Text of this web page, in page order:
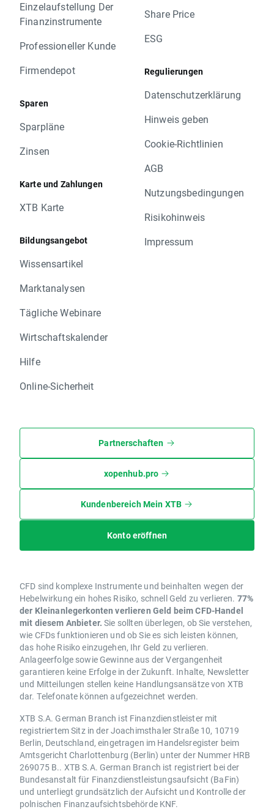
Einzelaufstellung Der
Finanzinstrumente
Professioneller Kunde
Firmendepot
Sparen
Sparpläne
Zinsen
Karte und Zahlungen
XTB Karte
Bildungsangebot
Wissensartikel
Marktanalysen
Tägliche Webinare
Wirtschaftskalender
Hilfe
Online-Sicherheit
Share Price
ESG
Regulierungen
Datenschutzerklärung
Hinweis geben
Cookie-Richtlinien
AGB
Nutzungsbedingungen
Risikohinweis
Impressum
Partnerschaften
xopenhub.pro
Kundenbereich Mein XTB
Konto eröffnen
CFD sind komplexe Instrumente und beinhalten wegen der
Hebelwirkung ein hohes Risiko, schnell Geld zu verlieren. 77%
der Kleinanlegerkonten verlieren Geld beim CFD-Handel
mit diesem Anbieter. Sie sollten überlegen, ob Sie verstehen,
wie CFDs funktionieren und ob Sie es sich leisten können,
das hohe Risiko einzugehen, Ihr Geld zu verlieren.
Anlageerfolge sowie Gewinne aus der Vergangenheit
garantieren keine Erfolge in der Zukunft. Inhalte, Newsletter
und Mitteilungen stellen keine Handlungsansätze von XTB
dar. Telefonate können aufgezeichnet werden.
XTB S.A. German Branch ist Finanzdienstleister mit
registriertem Sitz in der Joachimsthaler Straße 10, 10719
Berlin, Deutschland, eingetragen im Handelsregister beim
Amtsgericht Charlottenburg (Berlin) unter der Nummer HRB
269075 B.. XTB S.A. German Branch ist registriert bei der
Bundesanstalt für Finanzdienstleistungsaufsicht (BaFin)
und unterliegt grundsätzlich der Aufsicht und Kontrolle der
polnischen Finanzaufsichtsbehörde KNF.